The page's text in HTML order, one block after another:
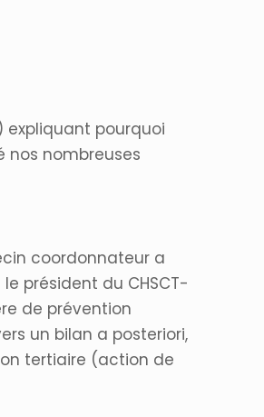
expliquant pourquoi
nos nombreuses
coordonnateur a
président du CHSCT-
de prévention
un bilan a posteriori,
tertiaire (action de